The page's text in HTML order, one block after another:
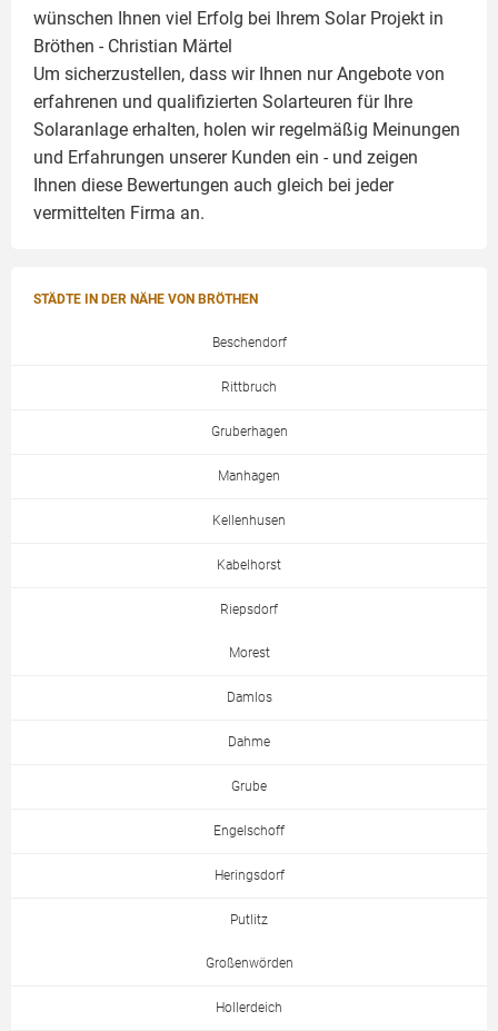
wünschen Ihnen viel Erfolg bei Ihrem Solar Projekt in
Bröthen - Christian Märtel
Um sicherzustellen, dass wir Ihnen nur Angebote von
erfahrenen und qualifizierten Solarteuren für Ihre
Solaranlage erhalten, holen wir regelmäßig Meinungen
und Erfahrungen unserer Kunden ein - und zeigen
Ihnen diese Bewertungen auch gleich bei jeder
vermittelten Firma an.
STÄDTE IN DER NÄHE VON BRÖTHEN
Beschendorf
Rittbruch
Gruberhagen
Manhagen
Kellenhusen
Kabelhorst
Riepsdorf
Morest
Damlos
Dahme
Grube
Engelschoff
Heringsdorf
Putlitz
Großenwörden
Hollerdeich